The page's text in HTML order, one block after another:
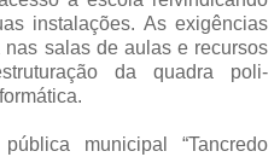
instalações. As exigências
salas de aulas e recursos
da quadra poli-
municipal “Tancredo